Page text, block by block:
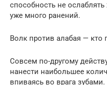
способность не
уже много ранений.
Волк против алабая — кто
Совсем по-другому
нанести наибольшее
впиваясь во врага